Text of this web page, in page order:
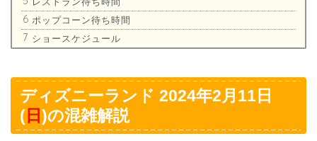
ポップコーン待ち時間
ショースケジュール
ディズニーランド 2024年2月11日
( 日)の混雑解説